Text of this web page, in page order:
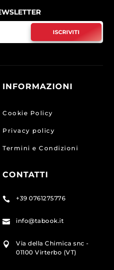
ISCRIVITI
INFORMAZIONI
Cookie Policy
Privacy policy
Termini e Condizioni
CONTATTI
 +39 0761275776
 info@tabook.it

Via della Chimica snc -
01100 Virterbo (VT)